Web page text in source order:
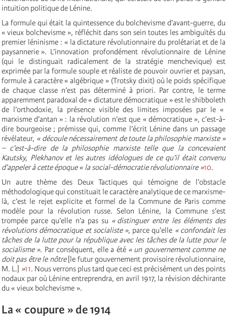
intuition politique de Lénine.
La formule qui était la quintessence du bolchevisme d’avant-guerre, du
« vieux bolchevisme », réfléchit dans son sein toutes les ambiguïtés du
premier léninisme : « la dictature révolutionnaire du prolétariat et de la
paysannerie ». L’innovation profondément révolutionnaire de Lénine
(qui le distinguait radicalement de la stratégie menchevique) est
exprimée par la formule souple et réaliste de pouvoir ouvrier et paysan,
formule à caractère « algébrique » (Trotsky dixit) où le poids spécifique
de chaque classe n’est pas déterminé à priori. Par contre, le terme
apparemment paradoxal de « dictature démocratique » est le shibboleth
de l’orthodoxie, la présence visible des limites imposées par le «
marxisme d’antan » : la révolution n’est que « démocratique », c’est-à-
dire bourgeoise ; prémisse qui, comme l’écrit Lénine dans un passage
révélateur, « découle nécessairement de toute la philosophie marxiste »
– c’est-à-dire de la philosophie marxiste telle que la concevaient
Kautsky, Plekhanov et les autres idéologues de ce qu’il était convenu
d’appeler à cette époque « la social-démocratie révolutionnaire »10.
Un autre thème des Deux Tactiques qui témoigne de l’obstacle
méthodologique qui constituait le caractère analytique de ce marxisme-
là, c’est le rejet explicite et formel de la Commune de Paris comme
modèle pour la révolution russe. Selon Lénine, la Commune s’est
trompée parce qu’elle n’a pas su « distinguer entre les éléments des
révolutions démocratique et socialiste », parce qu’elle « confondait les
tâches de la lutte pour la république avec les tâches de la lutte pour le
socialisme ». Par conséquent, elle a été « un gouvernement comme ne
doit pas être le nôtre[le futur gouvernement provisoire révolutionnaire,
M. L.] »11. Nous verrons plus tard que ceci est précisément un des points
nodaux par où Lénine entreprendra, en avril 1917, la révision déchirante
du « vieux bolchevisme ».
La « coupure » de 1914